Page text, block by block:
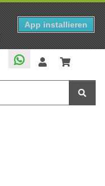
App installieren